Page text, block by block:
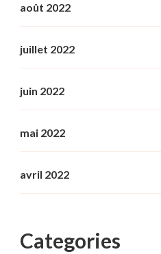
août 2022
juillet 2022
juin 2022
mai 2022
avril 2022
Categories